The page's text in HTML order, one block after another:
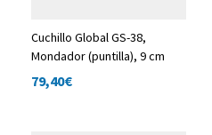
Cuchillo Global GS-38,
Mondador (puntilla), 9 cm
79,40€